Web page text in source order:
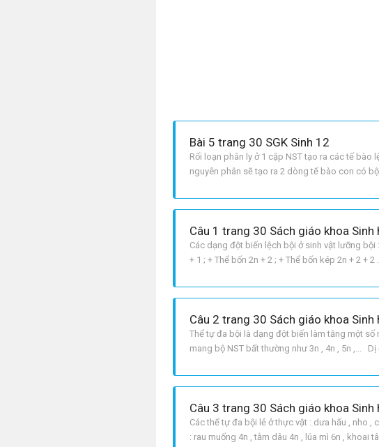
Bài 5 trang 30 SGK Sinh 12
Rối loạn phân ly ở 1 cặp NST tạo ra các tế bào
nguyên phân sẽ tạo ra 2 dòng tế bào con có
Câu 1 trang 30 Sách giáo khoa Sinh
Các dạng đột biến lệch bội ở sinh vật lưỡng bội
+ 1 ; + Thể bốn 2n + 2 ; + Thể bốn kép 2n + 2 +
Câu 2 trang 30 Sách giáo khoa Sinh
Thể tự đa bội là dạng đột biến làm tăng một số
mang bộ NST bất thường như 3n , 4n , 5n ,...
Câu 3 trang 30 Sách giáo khoa Sinh
Các thể tự đa bội lẻ ở thực vật : dưa hấu , nho ,
: rau muống 4n , tằm dâu 4n , lúa mì 6n , khoai